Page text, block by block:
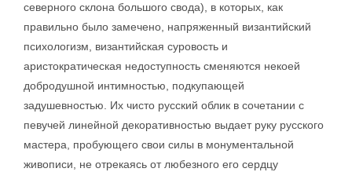
северного склона большого свода), в которых, как
правильно было замечено, напряженный византийский
психологизм, византийская суровость и
аристократическая недоступность сменяются некоей
добродушной интимностью, подкупающей
задушевностью. Их чисто русский облик в сочетании с
певучей линейной декоративностью выдает руку русского
мастера, пробующего свои силы в монументальной
живописи, не отрекаясь от любезного его сердцу